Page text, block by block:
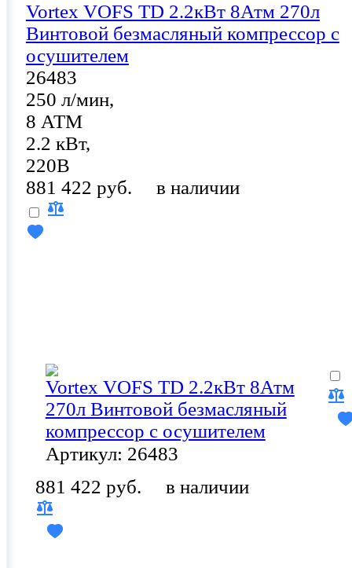
Vortex VOFS TD 2.2кВт 8Атм 270л
Винтовой безмасляный компрессор с
осушителем
26483
250 л/мин,
8 АТМ
2.2 кВт,
220В
881 422 руб.
в наличии
Vortex VOFS TD 2.2кВт 8Атм
270л Винтовой безмасляный
компрессор с осушителем
Артикул: 26483
881 422 руб.
в наличии